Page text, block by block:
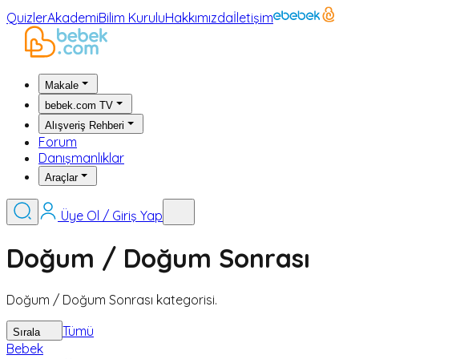
QuizlerAkademiBilim KuruluHakkımızdaİletişim
Makale
bebek.com TV
Alışveriş Rehberi
Forum
Danışmanlıklar
Araçlar
Üye Ol / Giriş Yap
Doğum / Doğum Sonrası
Doğum / Doğum Sonrası kategorisi.
Sırala
Tümü
Bebek